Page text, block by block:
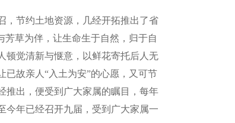
，节约土地资源，几经开拓推出了省
草为伴，让生命生于自然，归于自
顿觉清新与惬意，以鲜花寄托后人无
已故亲人“入土为安”的心愿，又可节
推出，便受到广大家属的瞩目，每年
今年已经召开九届，受到广大家属一